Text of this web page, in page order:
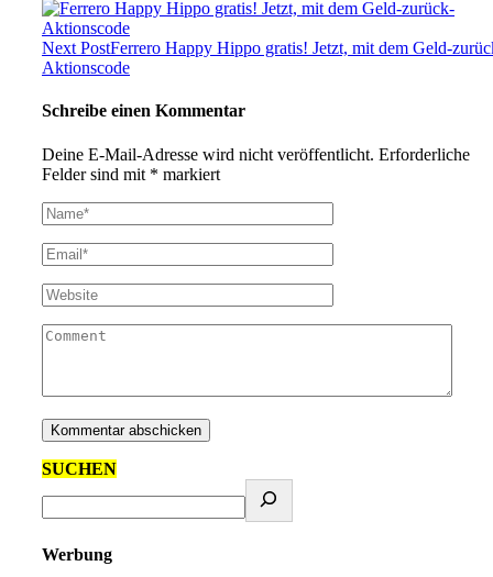
Next PostFerrero Happy Hippo gratis! Jetzt, mit dem Geld-
Aktionscode
Schreibe einen Kommentar
Deine E-Mail-Adresse wird nicht veröffentlicht. Erforderliche
Felder sind mit * markiert
SUCHEN
Werbung